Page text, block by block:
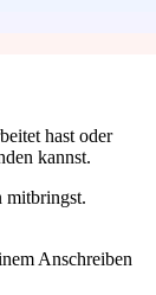
hast oder
kannst.
mitbringst.
Anschreiben